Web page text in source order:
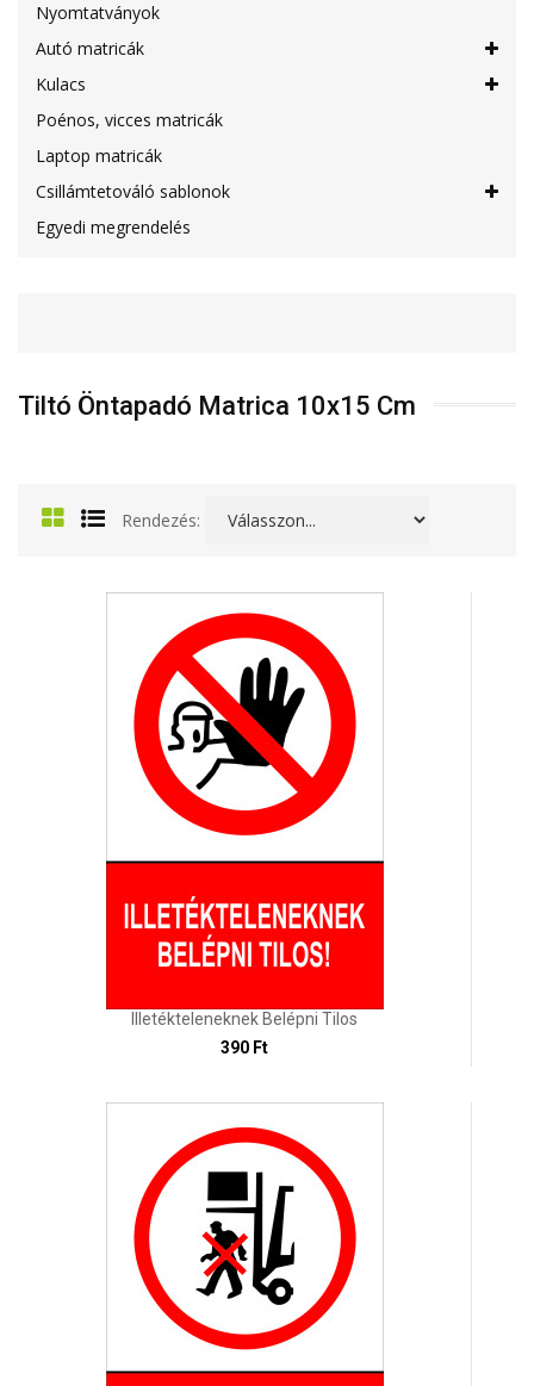
Nyomtatványok
Autó matricák
Kulacs
Poénos, vicces matricák
Laptop matricák
Csillámtetováló sablonok
Egyedi megrendelés
Tiltó Öntapadó Matrica 10x15 Cm
Rendezés:
Illetékteleneknek Belépni Tilos
390 Ft